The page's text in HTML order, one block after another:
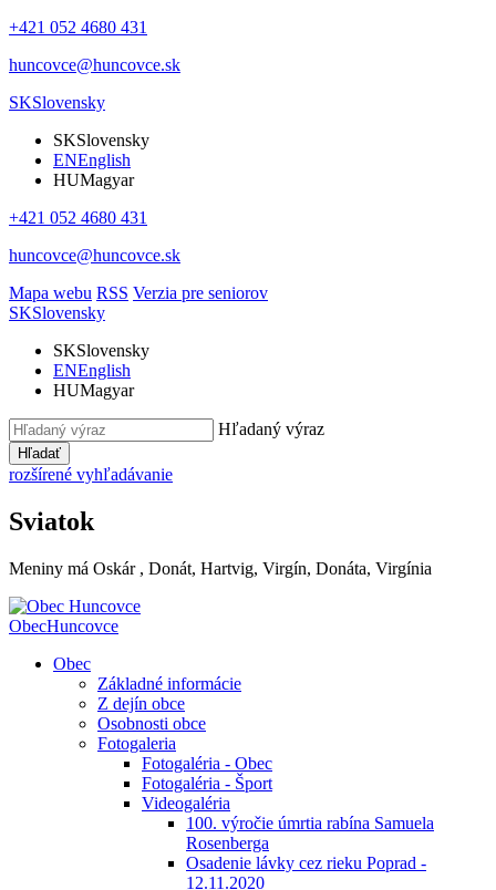
+421 052 4680 431
huncovce@huncovce.sk
SKSlovensky
SKSlovensky
ENEnglish
HUMagyar
+421 052 4680 431
huncovce@huncovce.sk
Mapa webu RSS Verzia pre seniorov
SKSlovensky
SKSlovensky
ENEnglish
HUMagyar
Hľadaný výraz
Hľadať
rozšírené vyhľadávanie
Sviatok
Meniny má Oskár , Donát, Hartvig, Virgín, Donáta, Virgínia
ObecHuncovce
Obec
Základné informácie
Z dejín obce
Osobnosti obce
Fotogaleria
Fotogaléria - Obec
Fotogaléria - Šport
Videogaléria
100. výročie úmrtia rabína Samuela
Rosenberga
Osadenie lávky cez rieku Poprad -
12.11.2020